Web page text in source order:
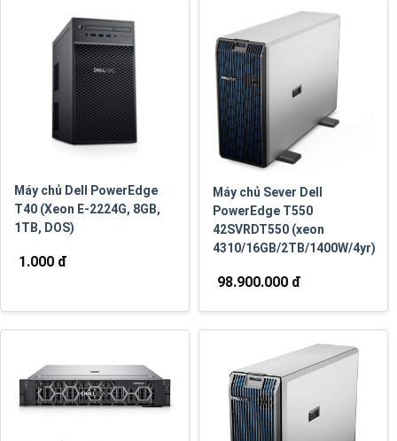
Máy chủ Dell PowerEdge
T40 (Xeon E-2224G, 8GB,
1TB, DOS)
1.000 đ
Máy chủ Sever Dell
PowerEdge T550
42SVRDT550 (xeon
4310/16GB/2TB/1400W/4yr)
98.900.000 đ